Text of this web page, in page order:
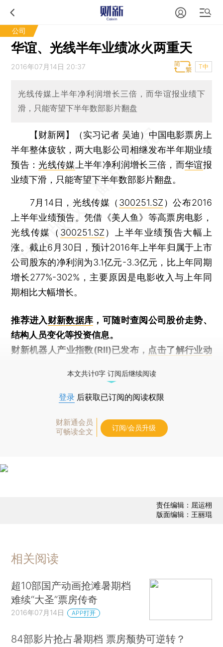
公司
华谊、光线半年业绩冰火两重天
2016年07月14日 20:37 T中
光线传媒上半年净利润增长三倍，而华谊报业绩下
滑，只能寄望下半年数部影片翻盘
【财新网】（实习记者 吴迪） 中国电影票房上
半年整体疲软，两大电影公司相继发布半年期业绩
预告：光线传媒 上半年净利润增长三倍，而华谊报
业绩下滑，只能寄望下半年数部影片翻盘。
7月14日，光线传媒（ 300251.SZ ）公布2016
上半年业绩预告。凭借《美人鱼》等高票房电影，
光线传媒（ 300251.SZ ）上半年业绩预告大幅上
涨。截止6月30日，预计2016年上半年归属于上市
公司股东的净利润为3.1亿元-3.3亿元，比上年同期
增长277%-302%，主要原因是电影收入与上年同
期相比大幅增长。
推荐进入财新数据库 ，可随时查阅公司股价走势、
结构人员变化等投资信息。
财新机器人产业指数(RII)已发布， 点击了解行业动
本文共计0字 订阅后继续阅读
登录 后获取已订阅的阅读权限
财新通会员
可畅读全文
订阅/会员升级
责任编辑：屈运栩
版面编辑：王丽琨
相关阅读
超10部国产动画抢滩暑期档
难续“大圣”票房传奇
2016年07月14日 APP打开
84部影片抢占暑期档 票房颓势可逆转？